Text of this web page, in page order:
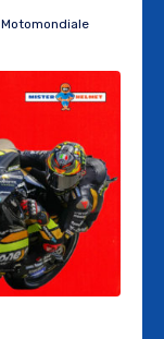
Motomondiale